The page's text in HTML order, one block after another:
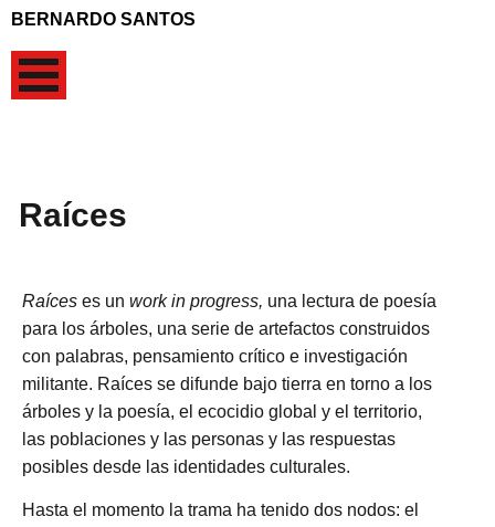
BERNARDO SANTOS
Raíces
Raíces es un work in progress, una lectura de poesía
para los árboles, una serie de artefactos construidos
con palabras, pensamiento crítico e investigación
militante. Raíces se difunde bajo tierra en torno a los
árboles y la poesía, el ecocidio global y el territorio,
las poblaciones y las personas y las respuestas
posibles desde las identidades culturales.
Hasta el momento la trama ha tenido dos nodos: el